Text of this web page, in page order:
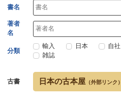
書名
著者
名
分類
輸入 日本 自社
雑誌
古書 日本の古本屋 （外部リンク）